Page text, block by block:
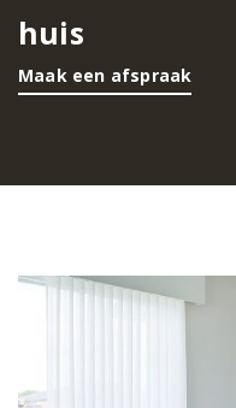
huis
Maak een afspraak